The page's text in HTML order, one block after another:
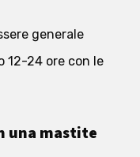
generale
12-24 ore con le
una mastite